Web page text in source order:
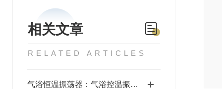
相关文章
RELATED ARTICLES
气浴恒温振荡器：气浴控温振荡稳，适配微生物培养需求